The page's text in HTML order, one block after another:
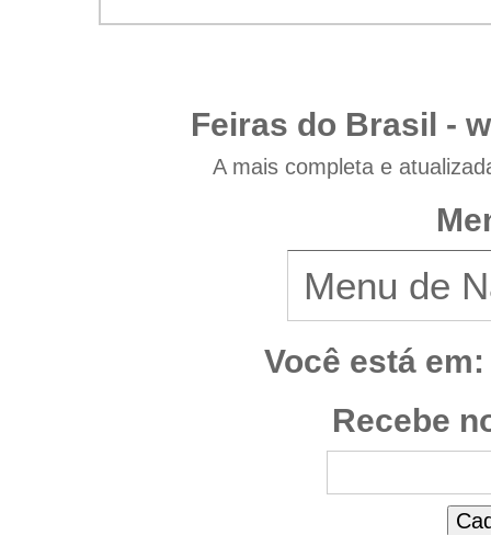
Feiras do Brasil -
A mais completa e
Você está em:
Recebe